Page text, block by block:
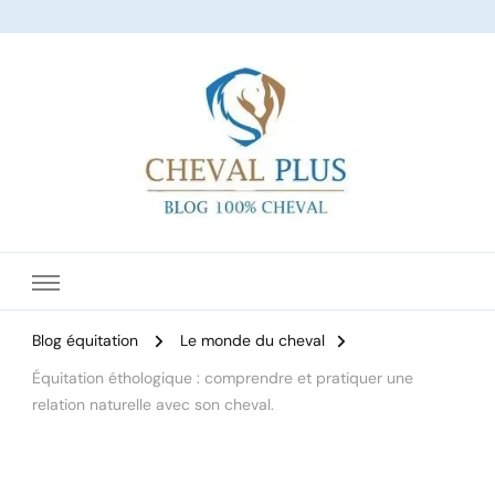
Blog équitation
Le monde du cheval
Équitation éthologique : comprendre et pratiquer une
relation naturelle avec son cheval.